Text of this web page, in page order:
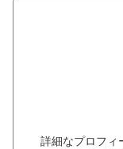
詳細なプロフィ